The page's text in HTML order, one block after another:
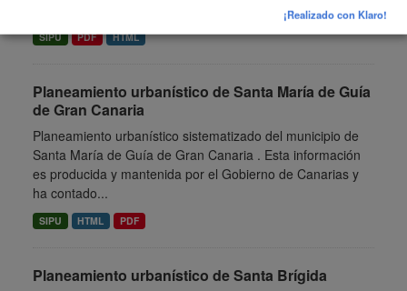
SIPU PDF HTML
Planeamiento urbanístico de Santa María de Guía
de Gran Canaria
Planeamiento urbanístico sistematizado del municipio de
Santa María de Guía de Gran Canaria . Esta información
es producida y mantenida por el Gobierno de Canarias y
ha contado...
SIPU HTML PDF
Planeamiento urbanístico de Santa Brígida
¡Realizado con Klaro!